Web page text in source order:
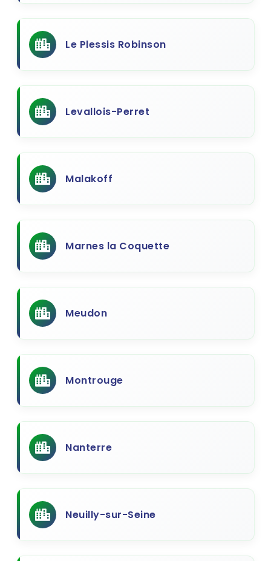
Le Plessis Robinson
Levallois-Perret
Malakoff
Marnes la Coquette
Meudon
Montrouge
Nanterre
Neuilly-sur-Seine